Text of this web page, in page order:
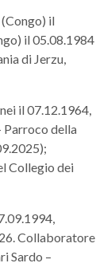
il
il 05.08.1984
di Jerzu,
il 07.12.1964,
Parroco della
Collegio dei
Collaboratore
Sardo –